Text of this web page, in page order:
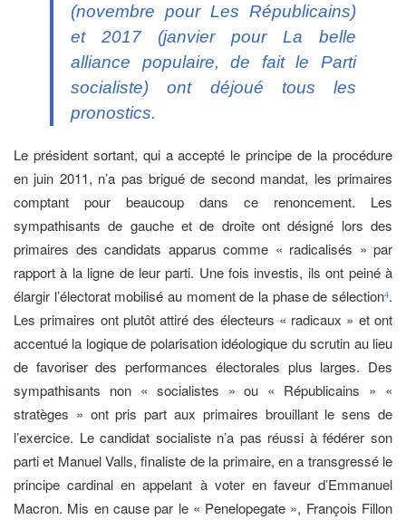
(novembre pour Les Républicains)
et 2017 (janvier pour La belle
alliance populaire, de fait le Parti
socialiste) ont déjoué tous les
pronostics.
Le président sortant, qui a accepté le principe de la procédure
en juin 2011, n’a pas brigué de second mandat, les primaires
comptant pour beaucoup dans ce renoncement. Les
sympathisants de gauche et de droite ont désigné lors des
primaires des candidats apparus comme « radicalisés » par
rapport à la ligne de leur parti. Une fois investis, ils ont peiné à
élargir l’électorat mobilisé au moment de la phase de sélection4.
Les primaires ont plutôt attiré des électeurs « radicaux » et ont
accentué la logique de polarisation idéologique du scrutin au lieu
de favoriser des performances électorales plus larges. Des
sympathisants non « socialistes » ou « Républicains » «
stratèges » ont pris part aux primaires brouillant le sens de
l’exercice. Le candidat socialiste n’a pas réussi à fédérer son
parti et Manuel Valls, finaliste de la primaire, en a transgressé le
principe cardinal en appelant à voter en faveur d’Emmanuel
Macron. Mis en cause par le « Penelopegate », François Fillon